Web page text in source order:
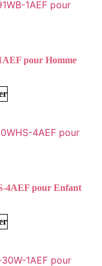
pour Homme
4AEF pour Enfant